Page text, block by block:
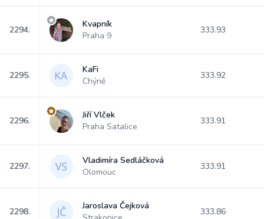
2294.
Kvapník
Praha 9
333.93
2295.
KaFi
Chýně
333.92
2296.
Jiří Vlček
Praha Satalice
333.91
2297.
Vladimíra Sedláčková
Olomouc
333.91
2298.
Jaroslava Čejková
333.86